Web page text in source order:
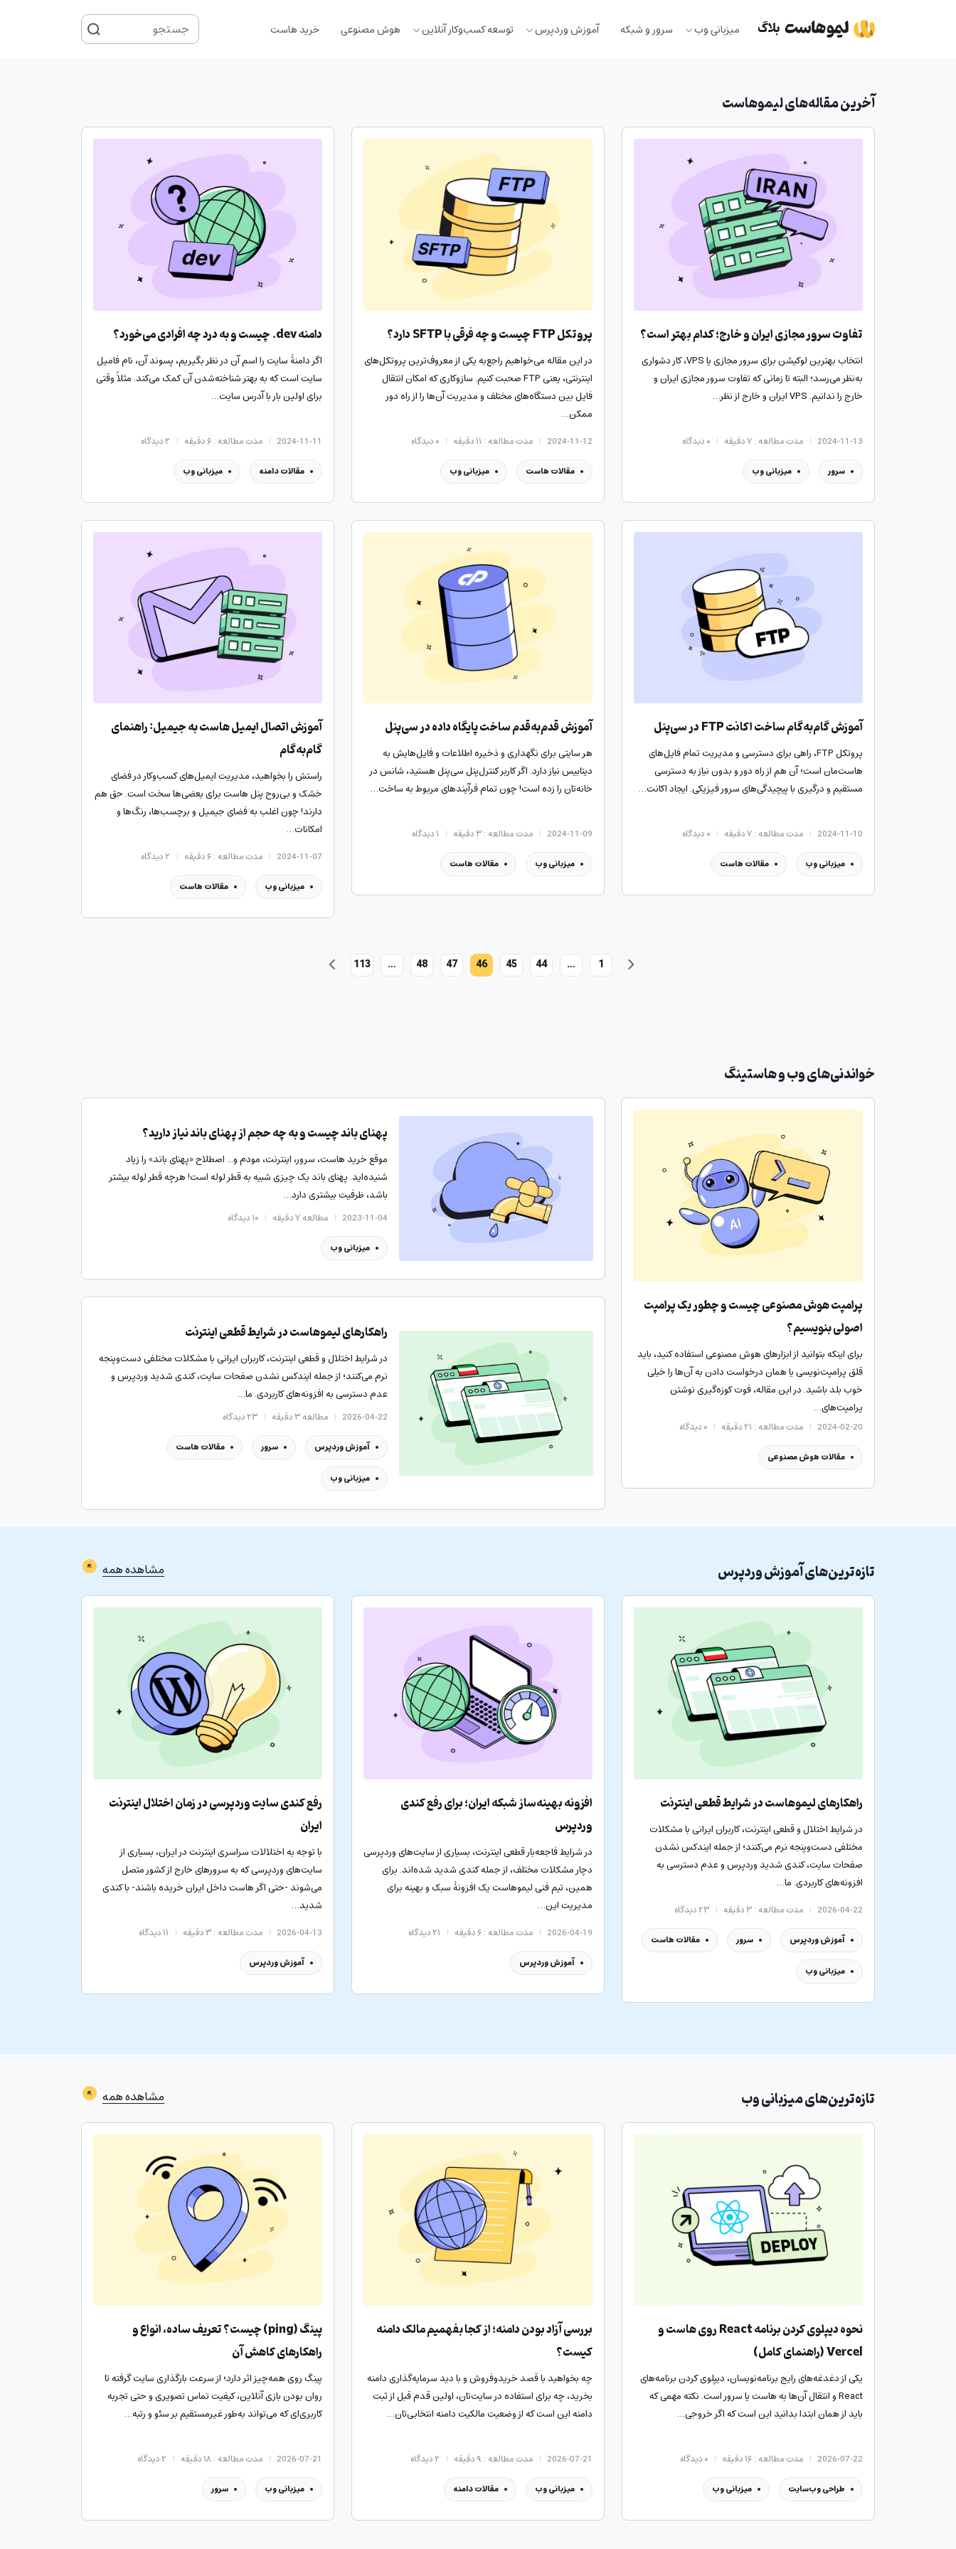
میزبانی وب سرور و شبکه آموزش وردپرس توسعه کسب‌وکار آنلاین هوش مصنوعی خرید هاست
جستجو
برای
آخرین مقاله‌های لیموهاست
تفاوت سرور مجازی ایران و خارج؛ کدام بهتر است؟
انتخاب بهترین لوکیشن برای سرور مجازی یا VPS، کار دشواری
به‌نظر می‌رسد؛ البته تا زمانی که تفاوت سرور مجازی ایران و
خارج را ندانیم. VPS ایران و خارج از نظر…
2024-11-13 مدت مطالعه : ۷ دقیقه ۰دیدگاه
سرور میزبانی وب
پروتکل FTP چیست و چه فرقی با SFTP دارد؟
در این مقاله می‌خواهیم راجع‌به یکی از معروف‌ترین پروتکل‌های
اینترنتی، یعنی FTP صحبت کنیم. سازوکاری که امکان انتقال
فایل بین دستگاه‌های مختلف و مدیریت آن‌ها را از راه دور
ممکن…
2024-11-12 مدت مطالعه : ۱۱ دقیقه ۰دیدگاه
مقالات هاست میزبانی وب
دامنه dev. چیست و به درد چه افرادی می‌خورد؟
اگر دامنۀ سایت را اسم آن در نظر بگیریم، پسوند آن، نام فامیل
سایت است که به بهتر شناخته‌شدن آن کمک می‌کند. مثلاً وقتی
برای اولین بار با آدرس سایت…
2024-11-11 مدت مطالعه : ۶ دقیقه ۲دیدگاه
مقالات دامنه میزبانی وب
آموزش گام‌به‌گام ساخت اکانت FTP در سی‌پنل
پروتکل FTP، راهی برای دسترسی و مدیریت تمام فایل‌های
هاست‌مان است؛ آن هم از راه دور و بدون نیاز به دسترسی
مستقیم و درگیری با پیچیدگی‌های سرور فیزیکی. ایجاد اکانت…
2024-11-10 مدت مطالعه : ۷ دقیقه ۰دیدگاه
میزبانی وب مقالات هاست
آموزش قدم‌به‌قدم ساخت پایگاه داده در سی‌پنل
هر سایتی برای نگهداری و ذخیره اطلاعات و فایل‌هایش به
دیتابیس نیاز دارد. اگر کاربر کنترل‌پنل سی‌پنل هستید، شانس در
خانه‌تان را زده‌ است! چون تمام فرآیندهای مربوط به ساخت…
2024-11-09 مدت مطالعه : ۳ دقیقه ۱دیدگاه
میزبانی وب مقالات هاست
آموزش اتصال ایمیل هاست به جیمیل: راهنمای
گام‌به‌گام
راستش را بخواهید، مدیریت ایمیل‌های کسب‌وکار در فضای
خشک و بی‌روح پنل هاست برای بعضی‌ها سخت است. حق هم
دارند! چون اغلب به فضای جیمیل و برچسب‌ها، رنگ‌ها و
امکانات…
2024-11-07 مدت مطالعه : ۶ دقیقه ۲دیدگاه
میزبانی وب مقالات هاست
1
…
44
45
46
47
48
…
113
خواندنی‌های وب و هاستینگ
پرامپت هوش مصنوعی چیست و چطور یک پرامپت
اصولی بنویسیم؟
برای اینکه بتوانید از ابزارهای هوش مصنوعی استفاده کنید، باید
قلق پرامپت‌نویسی یا همان درخواست دادن به آن‌ها را خیلی
خوب بلد باشید. در این مقاله، فوت کوزه‌گیری نوشتن
پرامپت‌های…
2024-02-20 مدت مطالعه : ۲۱ دقیقه ۰دیدگاه
مقالات هوش مصنوعی
پهنای باند چیست و به چه حجم از پهنای باند نیاز دارید؟
موقع خرید هاست، سرور، اینترنت، مودم و... اصطلاح «پهنای باند» را زیاد
شنیده‌اید. پهنای باند یک چیزی شبیه به قطر لوله است! هرچه قطر لوله بیشتر
باشد، ظرفیت بیشتری دارد…
2023-11-04 مطالعه ۷ دقیقه ۱۰دیدگاه
میزبانی وب
راهکارهای لیموهاست در شرایط قطعی اینترنت
در شرایط اختلال و قطعی اینترنت، کاربران ایرانی با مشکلات مختلفی دست‌وپنجه
نرم می‌کنند؛ از جمله ایندکس نشدن صفحات سایت، کندی شدید وردپرس و
عدم دسترسی به افزونه‌های کاربردی. ما…
2026-04-22 مطالعه ۳ دقیقه ۲۳دیدگاه
آموزش وردپرس سرور مقالات هاست
میزبانی وب
تازه‌ترین‌هایآموزش وردپرس مشاهده همه
راهکارهای لیموهاست در شرایط قطعی اینترنت
در شرایط اختلال و قطعی اینترنت، کاربران ایرانی با مشکلات
مختلفی دست‌وپنجه نرم می‌کنند؛ از جمله ایندکس نشدن
صفحات سایت، کندی شدید وردپرس و عدم دسترسی به
افزونه‌های کاربردی. ما…
2026-04-22 مدت مطالعه : ۳ دقیقه ۲۳دیدگاه
آموزش وردپرس سرور مقالات هاست
میزبانی وب
افزونه بهینه‌ساز شبکه ایران؛ برای رفع کندی
وردپرس
در شرایط فاجعه‌بار قطعی اینترنت، بسیاری از سایت‌های وردپرسی
دچار مشکلات مختلف، از جمله کندی شدید شده‌اند. برای
همین، تیم فنی لیموهاست یک افزونۀ سبک و بهینه برای
مدیریت این…
2026-04-19 مدت مطالعه : ۶ دقیقه ۲۱دیدگاه
آموزش وردپرس
رفع کندی سایت وردپرسی در زمان اختلال اینترنت
ایران
با توجه به اختلالات سراسری اینترنت در ایران، بسیاری از
سایت‌های وردپرسی که به سرورهای خارج از کشور متصل
می‌شوند -حتی اگر هاست داخل ایران خریده باشند- با کندی
شدید…
2026-04-13 مدت مطالعه : ۳ دقیقه ۱۱دیدگاه
آموزش وردپرس
تازه‌ترین‌هایمیزبانی وب مشاهده همه
نحوه دیپلوی کردن برنامه React روی هاست و
Vercel (راهنمای کامل)
یکی از دغدغه‌های رایج برنامه‌نویسان، دیپلوی کردن برنامه‌های
React و انتقال آن‌ها به هاست یا سرور است. نکته مهمی که
باید از همان ابتدا بدانید این است که اگر خروجی…
2026-07-22 مدت مطالعه : ۱۶ دقیقه ۰دیدگاه
طراحی وب‌سایت میزبانی وب
بررسی آزاد بودن دامنه؛ از کجا بفهمیم مالک دامنه
کیست؟
چه بخواهید با قصد خرید‌و‌فروش و با دید سرمایه‌گذاری دامنه
بخرید، چه برای استفاده در سایت‌تان، اولین قدم قبل از ثبت
دامنه این است که از وضعیت مالکیت دامنه انتخابی‌تان…
2026-07-21 مدت مطالعه : ۹ دقیقه ۲دیدگاه
میزبانی وب مقالات دامنه
پینگ (ping) چیست؟ تعریف ساده، انواع و
راهکارهای کاهش آن
پینگ روی همه‌چیز اثر دارد؛ از سرعت بارگذاری سایت گرفته تا
روان بودن بازی آنلاین، کیفیت تماس تصویری و حتی تجربه
کاربری‌ای که می‌تواند به‌طور غیرمستقیم بر سئو و رتبه…
2026-07-21 مدت مطالعه : ۱۸ دقیقه ۲دیدگاه
میزبانی وب سرور